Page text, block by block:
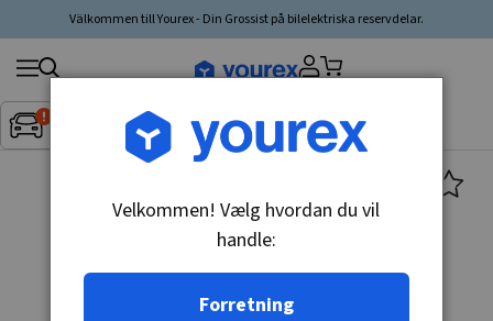
Välkommen till Yourex - Din Grossist på bilelektriska reservdelar.
Inget fordon valt▼
Søg
produkt,
producent,
Velkommen! Vælg hvordan du vil
handle:
Forretning